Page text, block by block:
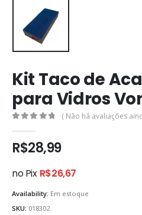
Kit Taco de
para Vidros
( Não há avaliações
R$28,99
no Pix R$26,67
Availability: Em estoque
SKU: 018302